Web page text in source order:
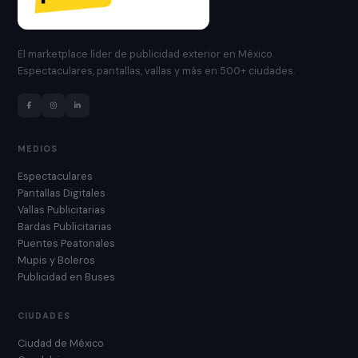
El marketplace líder de publicidad exterior en México.
Espectaculares, pantallas, vallas y más en 500+ ciudades.
MEDIOS
Espectaculares
Pantallas Digitales
Vallas Publicitarias
Bardas Publicitarias
Puentes Peatonales
Mupis y Boleros
Publicidad en Buses
CIUDADES
Ciudad de México